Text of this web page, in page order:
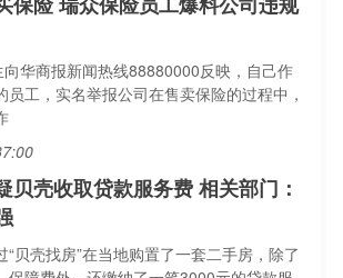
华商报新闻热线88880000反映，自己作
员工，实名举报公司在售卖保险的过程中，
贝壳收取贷款服务费 相关部门：
“贝壳找房”在当地购置了一套二手房，除了